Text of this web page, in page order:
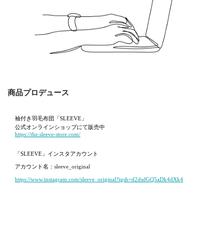
商品プロデュース
袖付き羽毛布団「SLEEVE」
公式オンラインショップにて販売中
https://the.sleeve-store.com/
「SLEEVE」インスタアカウント
アカウント名 ：sleeve_original
https://www.instagram.com/sleeve_original?igsh=d2dsdGQ5aDk4dXk4